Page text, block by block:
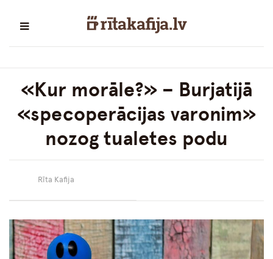
«Kur morāle?» – Burjatijā
«specoperācijas varonim»
nozog tualetes podu
Rīta Kafija